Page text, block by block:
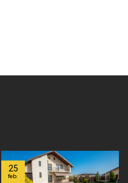
25
feb.